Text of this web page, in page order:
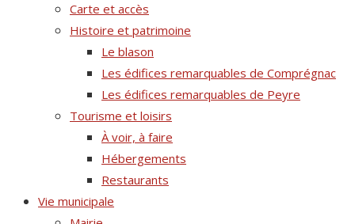
Carte et accès
Histoire et patrimoine
Le blason
Les édifices remarquables de Comprégnac
Les édifices remarquables de Peyre
Tourisme et loisirs
À voir, à faire
Hébergements
Restaurants
Vie municipale